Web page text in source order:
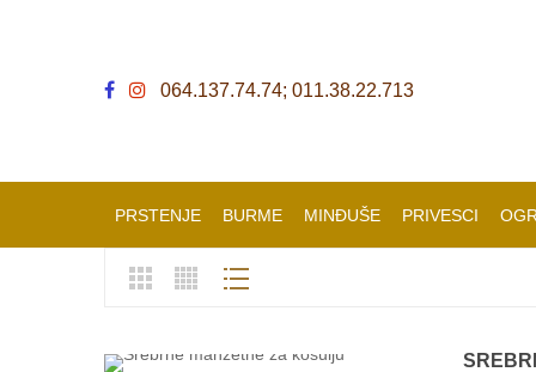
064.137.74.74; 011.38.22.713
PRSTENJE BURME MINĐUŠE PRIVESCI